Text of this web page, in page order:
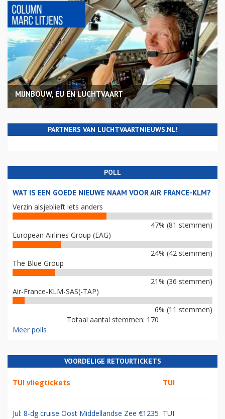
MIJNBOUW, EU EN LUCHTVAART
PARTNERS VAN LUCHTVAARTNIEUWS.NL!
POLL
WAT IS EEN GOEDE NIEUWE NAAM VOOR AIR FRANCE-KLM?
Verzin alsjeblieft iets anders
47% (81 stemmen)
European Airlines Group (EAG)
24% (42 stemmen)
The Blue Group
21% (36 stemmen)
Air-France-KLM-SAS(-TAP)
6% (11 stemmen)
Totaal aantal stemmen: 170
Meer polls
VOORDELIGE RETOURTICKETS
TUI vliegtickets TUI
Jul: 8-dg cruise Oost Middellandse Zee €1235 TUI